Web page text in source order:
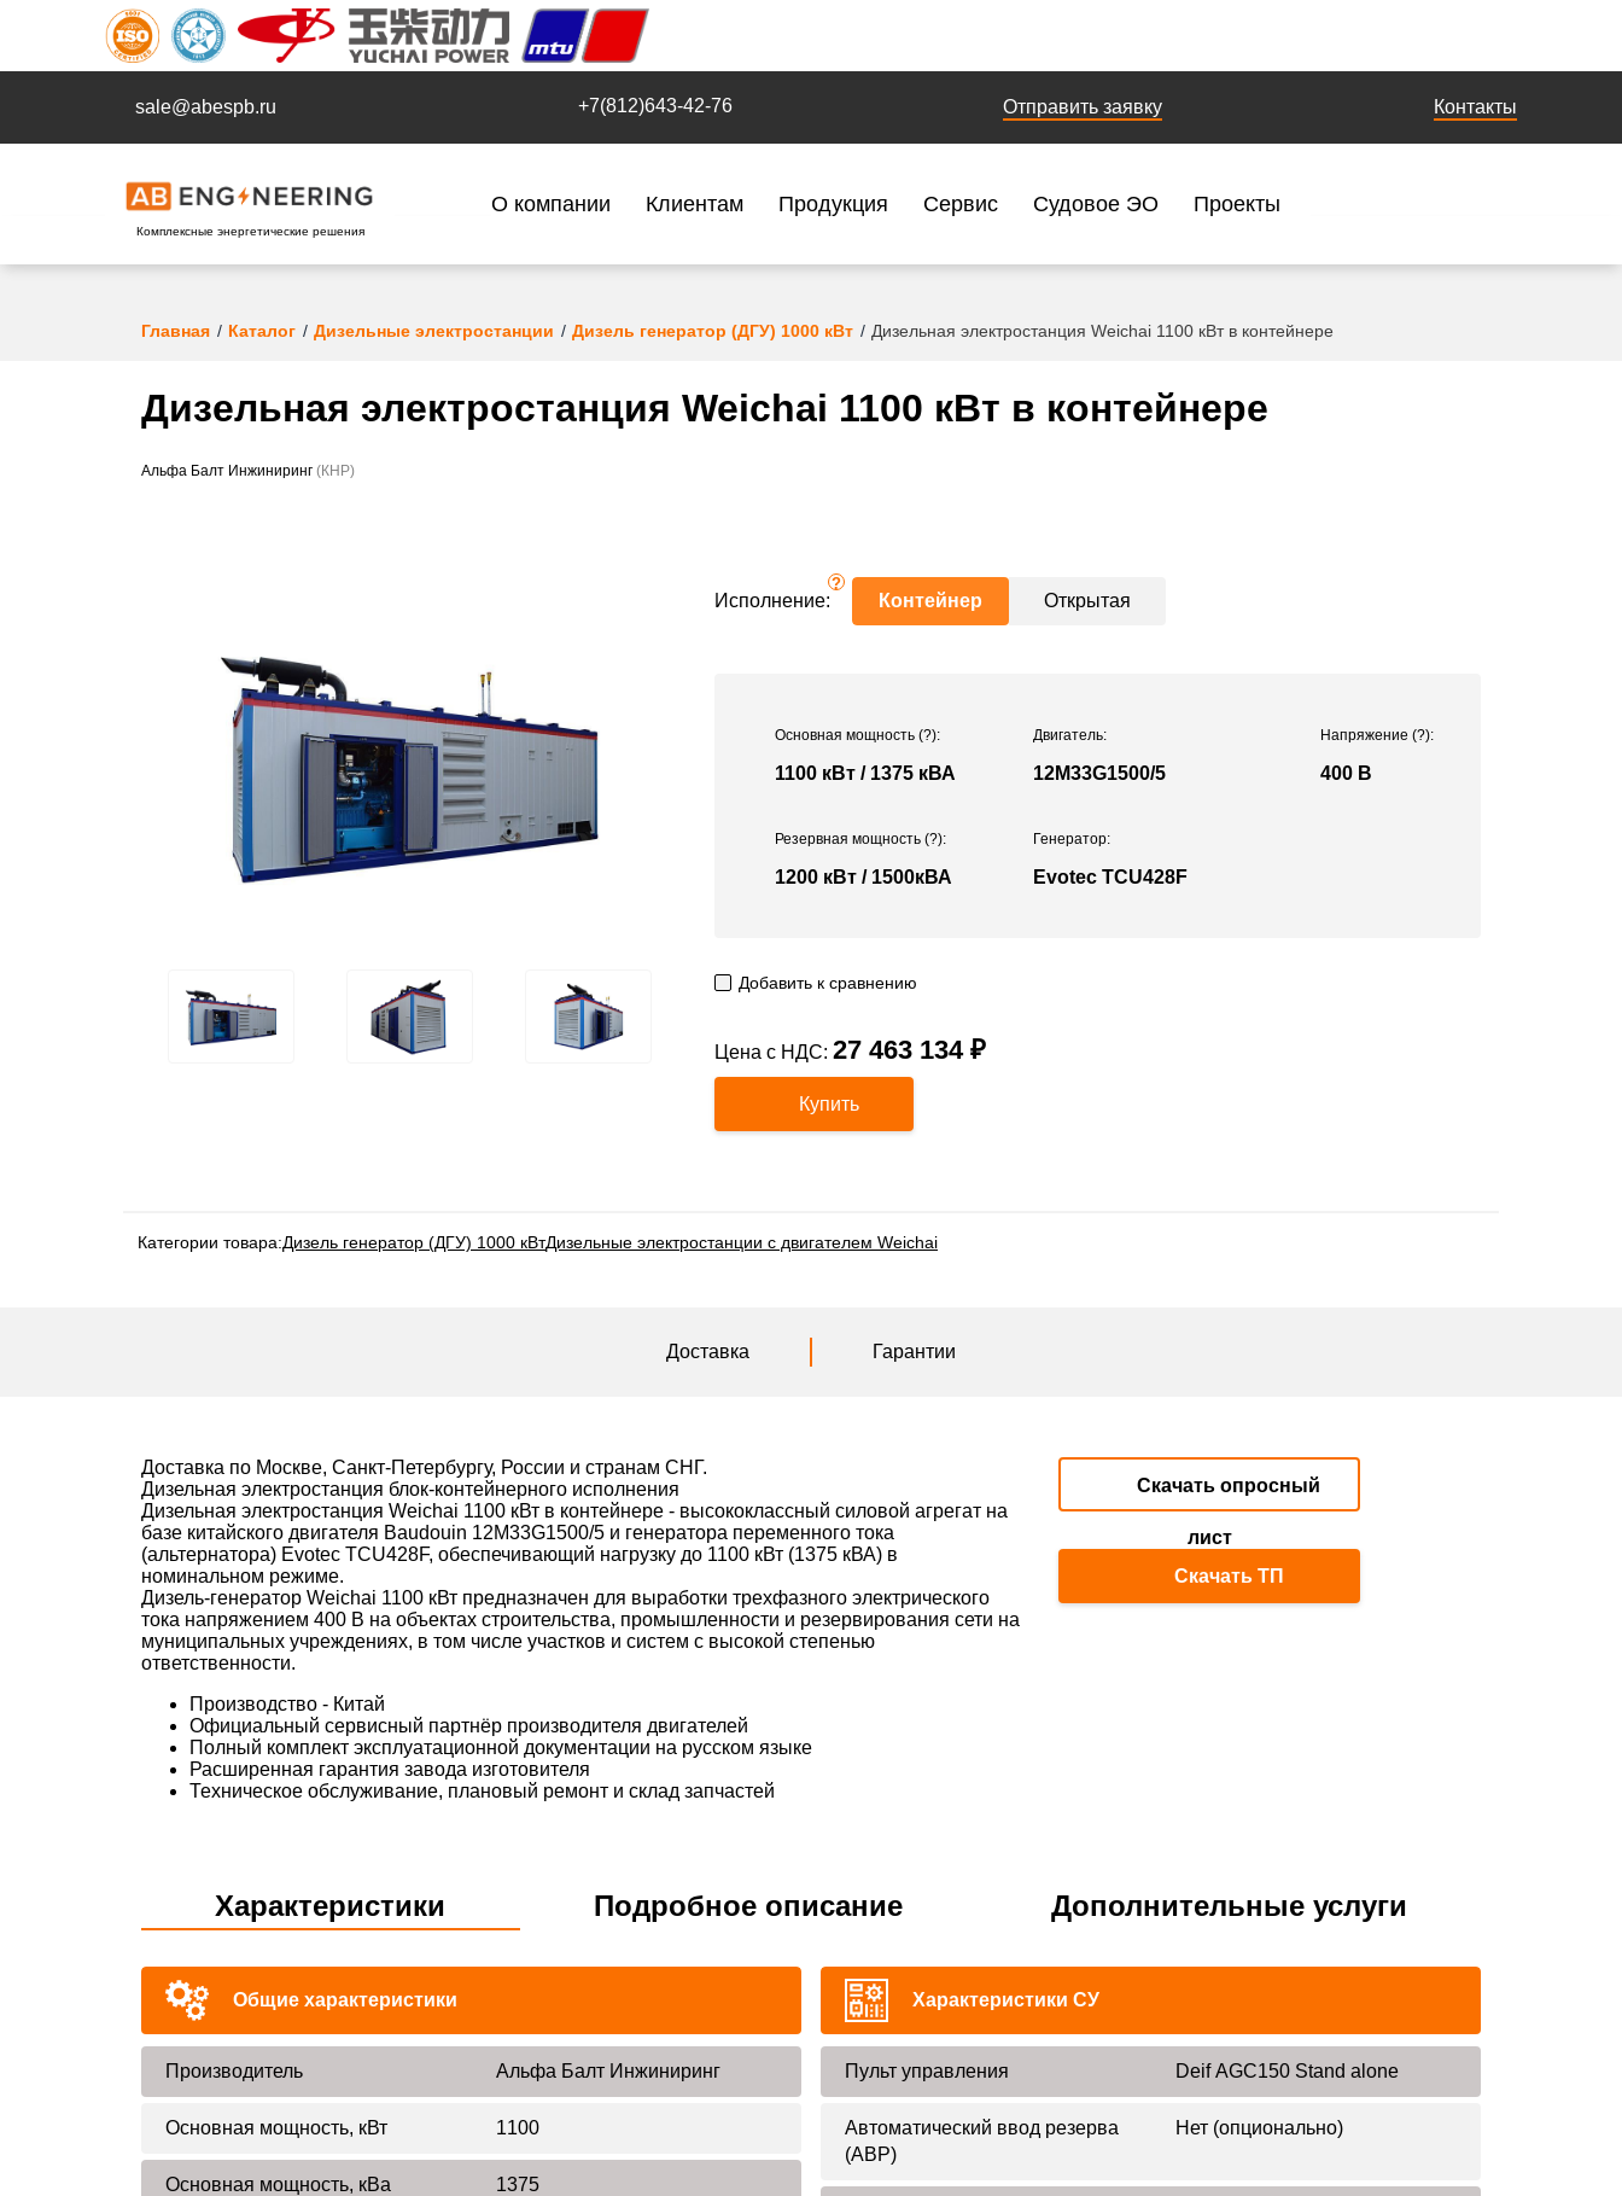
sale@abespb.ru +7(812)643-42-76 Отправить заявку Контакты
Комплексные энергетические решения
О компании Клиентам Продукция Сервис Судовое ЭО Проекты
Главная Каталог Дизельные электростанции Дизель генератор (ДГУ) 1000 кВт Дизельная электростанция Weichai 1100 кВт в контейнере
Дизельная электростанция Weichai 1100 кВт в контейнере
Альфа Балт Инжиниринг (КНР)
Исполнение:
?
Контейнер Открытая
Основная мощность (?):
1100 кВт / 1375 кВА
Двигатель:
12M33G1500/5
Напряжение(?):
400 В
Резервная мощность (?):
1200 кВт / 1500кВА
Генератор:
Evotec TCU428F
Добавить к сравнению
Цена с НДС: 27 463 134 ₽
Купить
Категории товара:Дизель генератор (ДГУ) 1000 кВтДизельные электростанции с двигателем Weichai
Доставка Гарантии
Доставка по Москве, Санкт-Петербургу, России и странам СНГ.
Дизельная электростанция блок-контейнерного исполнения
Дизельная электростанция Weichai 1100 кВт в контейнере - высококлассный силовой агрегат на
базе китайского двигателя Baudouin 12M33G1500/5 и генератора переменного тока
(альтернатора) Evotec TCU428F, обеспечивающий нагрузку до 1100 кВт (1375 кВА) в
номинальном режиме.
Дизель-генератор Weichai 1100 кВт предназначен для выработки трехфазного электрического
тока напряжением 400 В на объектах строительства, промышленности и резервирования сети на
муниципальных учреждениях, в том числе участков и систем с высокой степенью
ответственности.
Производство - Китай
Официальный сервисный партнёр производителя двигателей
Полный комплект эксплуатационной документации на русском языке
Расширенная гарантия завода изготовителя
Техническое обслуживание, плановый ремонт и склад запчастей
Скачать опросный
лист
Скачать ТП
Характеристики
Общие характеристики
Производитель Альфа Балт Инжиниринг
Основная мощность, кВт 1100
Основная мощность, кВа 1375
Характеристики СУ
Пульт управления Deif AGC150 Stand alone
Автоматический ввод резерва
(АВР)
Нет (опционально)
Подробное описание Дополнительные услуги